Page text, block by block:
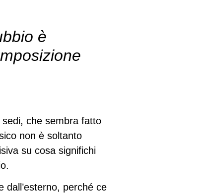
è
sedi, che sembra fatto
non è soltanto
su cosa significhi
dall’esterno, perché ce